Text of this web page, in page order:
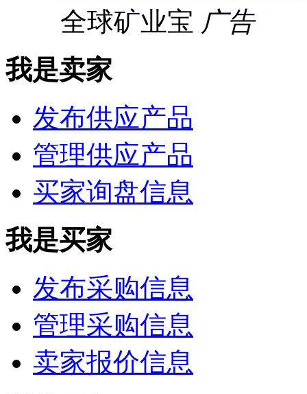
全球矿业宝 广告
我是卖家
发布供应产品
管理供应产品
买家询盘信息
我是买家
发布采购信息
管理采购信息
卖家报价信息